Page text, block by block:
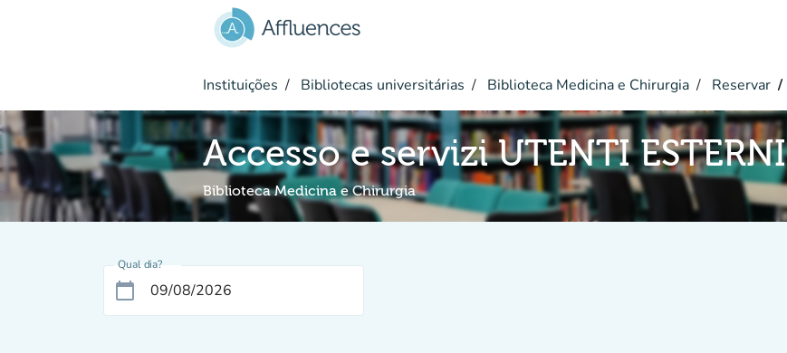
Instituições Bibliotecas universitárias Biblioteca Medicina e Chirurgia Reservar
Accesso e servizi UTENTI ESTERNI
Biblioteca Medicina e Chirurgia
Qual dia?
calendar_today